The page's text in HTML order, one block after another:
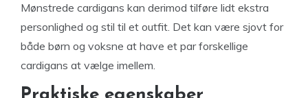
Mønstrede cardigans kan derimod tilføre lidt ekstra
personlighed og stil til et outfit. Det kan være sjovt for
både børn og voksne at have et par forskellige
cardigans at vælge imellem.